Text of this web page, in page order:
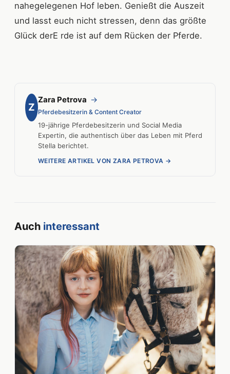
nahegelegenen Hof leben. Genießt die Auszeit
und lasst euch nicht stressen, denn das größte
Glück derE rde ist auf dem Rücken der Pferde.
Z
Zara Petrova →
Pferdebesitzerin & Content Creator
19-jährige Pferdebesitzerin und Social Media
Expertin, die authentisch über das Leben mit Pferd
Stella berichtet.
WEITERE ARTIKEL VON ZARA PETROVA →
Auch interessant